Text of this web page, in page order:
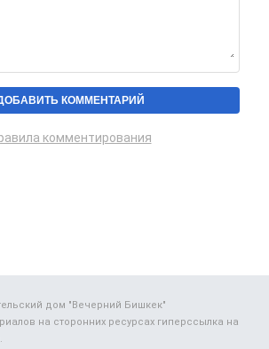
комментирования
дом "Вечерний Бишкек"
на сторонних ресурсах гиперссылка на